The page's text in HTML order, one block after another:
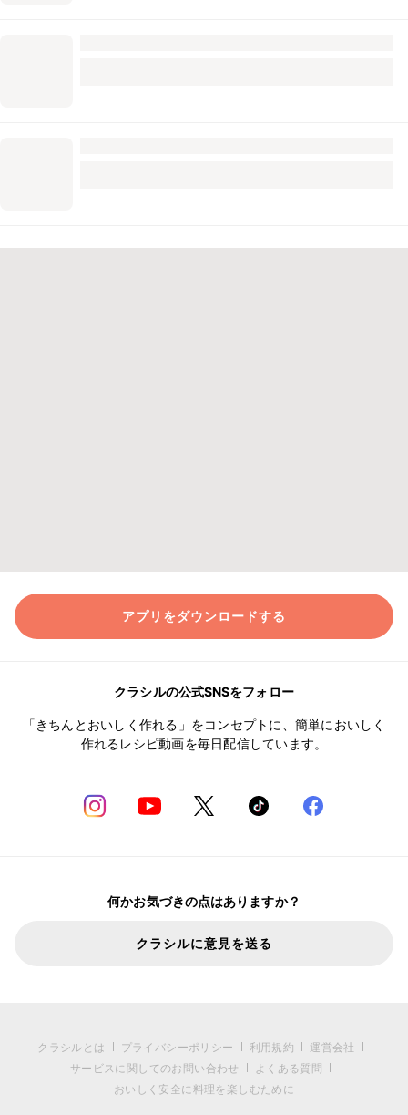
アプリをダウンロードする
クラシルの公式SNSをフォロー
「きちんとおいしく作れる」をコンセプトに、簡単においしく
作れるレシピ動画を毎日配信しています。
何かお気づきの点はありますか？
クラシルに意見を送る
クラシルとは プライバシーポリシー 利用規約
運営会社
サービスに関してのお問い合わせ
よくある質問
おいしく安全に料理を楽しむために